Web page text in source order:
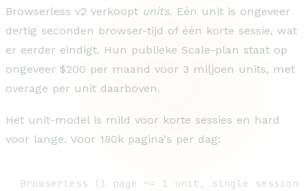
Browserless v2 verkoopt units. Eén unit is ongeveer
dertig seconden browser-tijd of één korte sessie, wat
er eerder eindigt. Hun publieke Scale-plan staat op
ongeveer $200 per maand voor 3 miljoen units, met
overage per unit daarboven.
Het unit-model is mild voor korte sessies en hard
voor lange. Voor 180k pagina's per dag:
Browserless (1 page ~= 1 unit, single session